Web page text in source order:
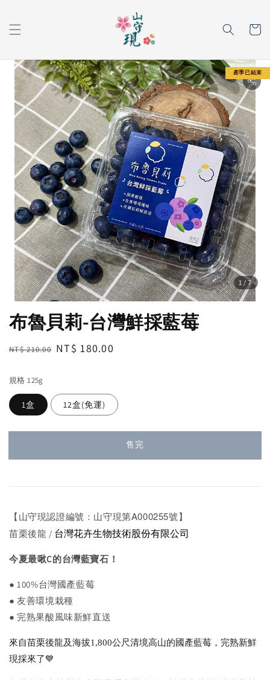
1/7
產季已結束
布魯貝莉-台灣鮮採藍莓
Regular
NT$ 210.00 Sale
NT$ 180.00
規格 125g
1盒 12盒(免運)
售完
【山守現認證編號：山守現第A000255號】
苗栗後龍 / 台灣花卉生物技術股份有限公司
今夏最啾C的台灣藍寶石！
● 100%台灣國產藍莓
● 友善環境栽種
● 完熟果酸風味新鮮直送
來自苗栗後龍及海拔1,800公尺清境高山的國產藍莓，完熟新鮮
現採來了💙